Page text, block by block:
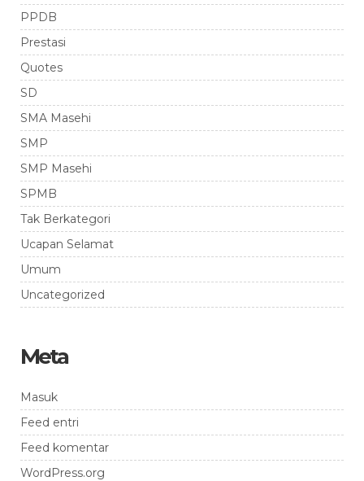
PPDB
Prestasi
Quotes
SD
SMA Masehi
SMP
SMP Masehi
SPMB
Tak Berkategori
Ucapan Selamat
Umum
Uncategorized
Meta
Masuk
Feed entri
Feed komentar
WordPress.org